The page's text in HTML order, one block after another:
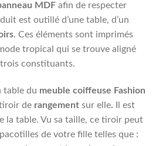
MDF afin de respecter
est outillé d’une table, d’un
. Ces éléments sont imprimés
tropical qui se trouve aligné
constituants.
table du meuble coiffeuse Fashion
de rangement sur elle.
Il est
la table. Vu sa taille, ce tiroir peut
de votre fille telles que :